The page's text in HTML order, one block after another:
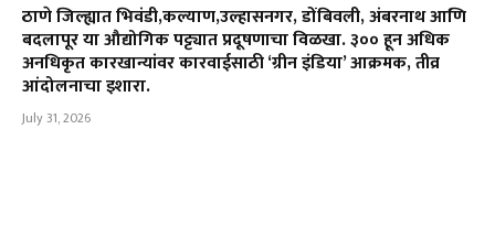
ठाणे जिल्ह्यात भिवंडी,कल्याण,उल्हासनगर, डोंबिवली, अंबरनाथ आणि
बदलापूर या औद्योगिक पट्ट्यात प्रदूषणाचा विळखा. ३०० हून अधिक
अनधिकृत कारखान्यांवर कारवाईसाठी ‘ग्रीन इंडिया’ आक्रमक, तीव्र
आंदोलनाचा इशारा.
July 31, 2026